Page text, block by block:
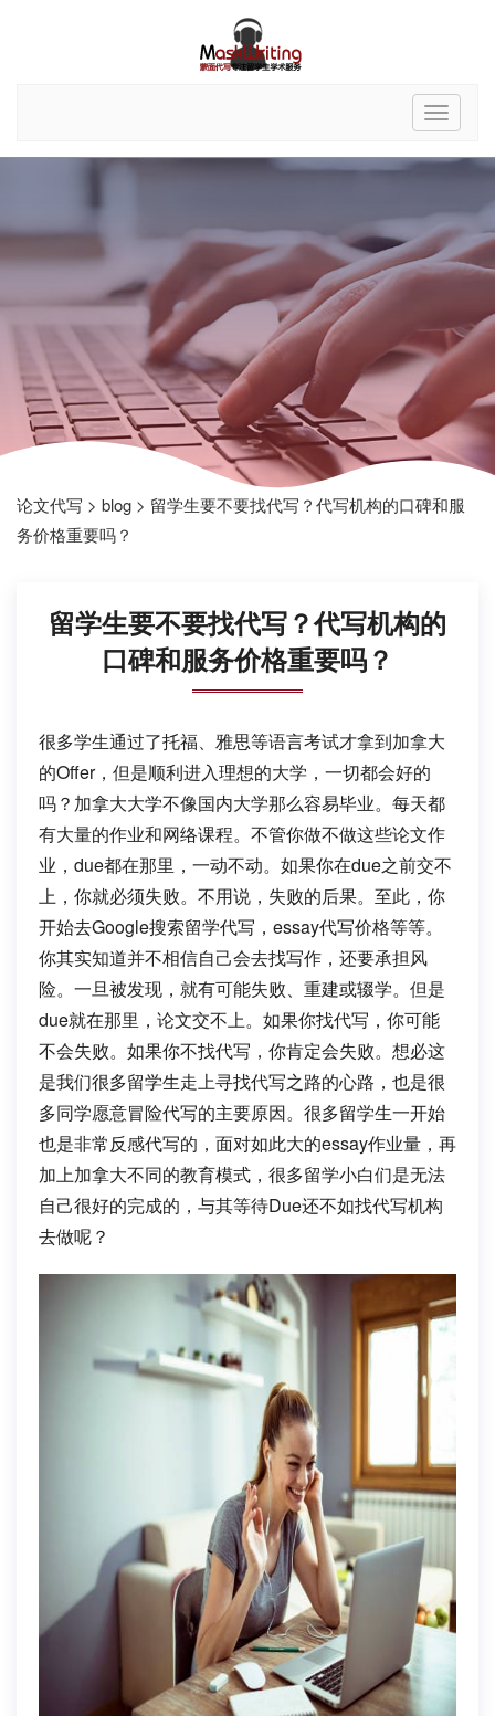
论文代写 > blog > 留学生要不要找代写？代写机构的口碑和服
务价格重要吗？
留学生要不要找代写？代写机构的
口碑和服务价格重要吗？
很多学生通过了托福、雅思等语言考试才拿到加拿大
的Offer，但是顺利进入理想的大学，一切都会好的
吗？加拿大大学不像国内大学那么容易毕业。每天都
有大量的作业和网络课程。不管你做不做这些论文作
业，due都在那里，一动不动。 如果你在due之前交不
上，你就必须失败。不用说，失败的后果。至此，你
开始去Google搜索留学代写，essay代写价格等等。
你其实知道并不相信自己会去找写作，还要承担风
险。一旦被发现，就有可能失败、重建或辍学。但是
due就在那里，论文交不上。如果你找代写，你可能
不会失败。如果你不找代写，你肯定会失败。想必这
是我们很多留学生走上寻找代写之路的心路，也是很
多同学愿意冒险代写的主要原因。 很多留学生一开始
也是非常反感代写的，面对如此大的essay作业量，再
加上加拿大不同的教育模式，很多留学小白们是无法
自己很好的完成的，与其等待Due还不如找代写机构
去做呢？